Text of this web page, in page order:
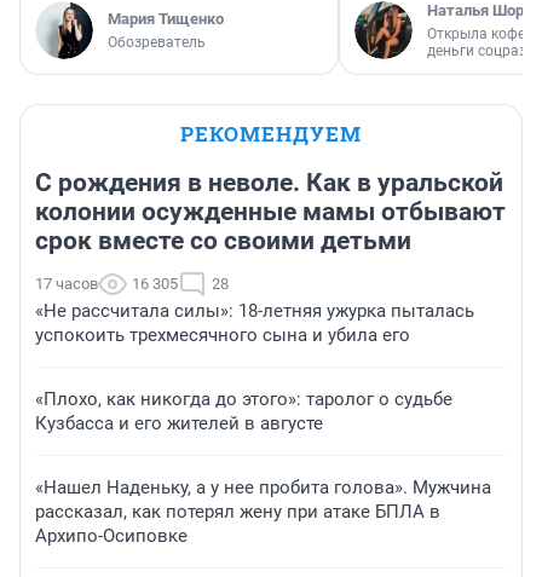
Мария Тищенко
Обозреватель
Наталья
Открыла
деньги
РЕКОМЕНДУЕМ
С рождения в неволе. Как в уральской
колонии осужденные мамы отбывают
срок вместе со своими детьми
17 часов 16 305 28
«Не рассчитала силы»: 18-летняя ужурка пыталась
успокоить трехмесячного сына и убила его
«Плохо, как никогда до этого»: таролог о судьбе
Кузбасса и его жителей в августе
«Нашел Наденьку, а у нее пробита голова». Мужчина
рассказал, как потерял жену при атаке БПЛА в
Архипо-Осиповке